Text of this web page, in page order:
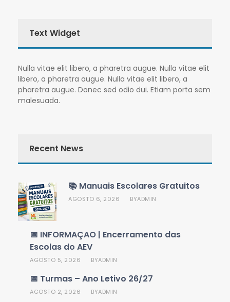
Text Widget
Nulla vitae elit libero, a pharetra augue. Nulla vitae elit
libero, a pharetra augue. Nulla vitae elit libero, a
pharetra augue. Donec sed odio dui. Etiam porta sem
malesuada.
Recent News
📚 Manuais Escolares Gratuitos
AGOSTO 6, 2026 BYADMIN
📅 INFORMAÇÃO | Encerramento das
Escolas do AEV
AGOSTO 5, 2026 BYADMIN
📅 Turmas – Ano Letivo 26/27
AGOSTO 2, 2026 BYADMIN